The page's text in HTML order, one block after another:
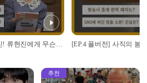
[EP.3 풀버전] 충격부진! 류현진에게 무슨 일이? / 부활의 신호탄 / 외국인 투수 잔혹사 / 슈퍼루키 풍년! 신인왕은 누구? I #비야인드 2024.04.08
추천